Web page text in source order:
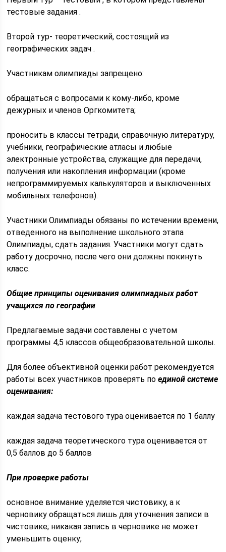
тестовые задания .
Второй тур- теоретический, состоящий из
географических задач .
Участникам олимпиады запрещено:
обращаться с вопросами к кому-либо, кроме
дежурных и членов Оргкомитета;
проносить в классы тетради, справочную литературу,
учебники, географические атласы и любые
электронные устройства, служащие для передачи,
получения или накопления информации (кроме
непрограммируемых калькуляторов и выключенных
мобильных телефонов).
Участники Олимпиады обязаны по истечении времени,
отведенного на выполнение школьного этапа
Олимпиады, сдать задания. Участники могут сдать
работу досрочно, после чего они должны покинуть
класс.
Общие принципы оценивания олимпиадных работ
учащихся по географии
Предлагаемые задачи составлены с учетом
программы 4,5 классов общеобразовательной школы.
Для более объективной оценки работ рекомендуется
работы всех участников проверять поединой системе
оценивания:
каждая задача тестового тура оценивается по 1 баллу
каждая задача теоретического тура оценивается от
0,5 баллов до 5 баллов
При проверке работы
основное внимание уделяется чистовику, а к
черновику обращаться лишь для уточнения записи в
чистовике; никакая запись в черновике не может
уменьшить оценку;